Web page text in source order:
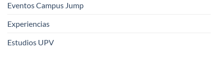
Eventos Campus Jump
Experiencias
Estudios UPV